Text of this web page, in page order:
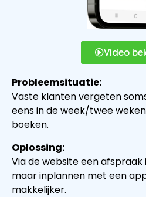
Probleemsituatie:
Vaste klanten vergeten
eens in de week/twee
boeken.
Oplossing:
Via de website een afspraak
maar inplannen met een
makkelijker.
Video